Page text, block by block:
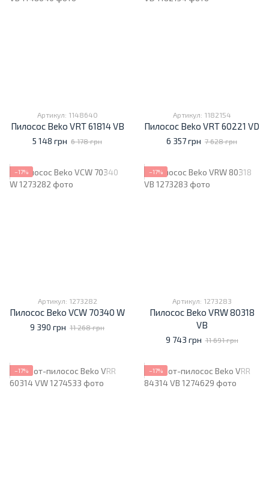
Артикул: 1148640
Пилосос Beko VRT 61814 VB
5 148 грн 6 178 грн
Артикул: 1182154
Пилосос Beko VRT 60221 VD
6 357 грн 7 628 грн
−17%
Артикул: 1273282
Пилосос Beko VCW 70340 W
9 390 грн 11 268 грн
−17%
Артикул: 1273283
Пилосос Beko VRW 80318
VB
9 743 грн 11 691 грн
−17% −17%